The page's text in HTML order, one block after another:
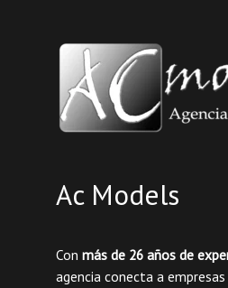
Ac Models
Con más de 26 años de
agencia conecta a